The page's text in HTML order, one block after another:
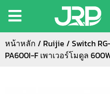
หน้าหลัก / Ruijie / Switch
PA600I-F เพาเวอร์โมดูล